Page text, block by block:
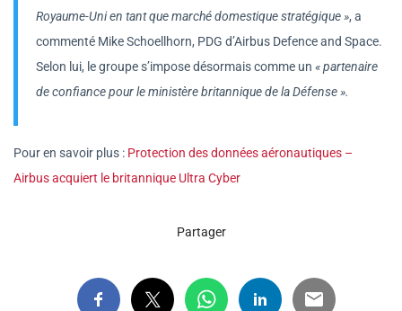
Royaume-Uni en tant que marché domestique stratégique », a
commenté Mike Schoellhorn, PDG d’Airbus Defence and Space.
Selon lui, le groupe s’impose désormais comme un « partenaire
de confiance pour le ministère britannique de la Défense ».
Pour en savoir plus : Protection des données aéronautiques –
Airbus acquiert le britannique Ultra Cyber
Partager